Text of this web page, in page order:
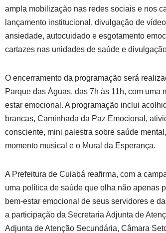
ampla mobilização nas redes sociais e nos
lançamento institucional, divulgação de
ansiedade, autocuidado e esgotamento
cartazes nas unidades de saúde e
O encerramento da programação será
Parque das Águas, das 7h às 11h, com uma
estar emocional. A programação inclui
brancas, Caminhada da Paz Emocional,
consciente, mini palestra sobre saúde
momento musical e o Mural da Esperança.
A Prefeitura de Cuiabá reafirma, com a
uma política de saúde que olha não apenas
bem-estar emocional de seus servidores e
a participação da Secretaria Adjunta de
Adjunta de Atenção Secundária, Câmara